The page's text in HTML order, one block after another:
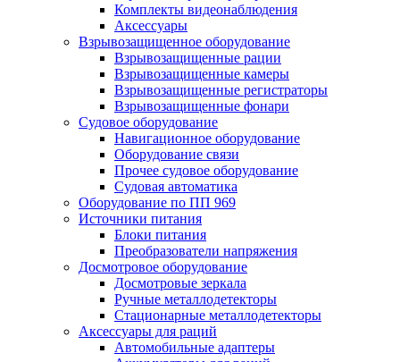
Комплекты видеонаблюдения
Аксессуары
Взрывозащищенное оборудование
Взрывозащищенные рации
Взрывозащищенные камеры
Взрывозащищенные регистраторы
Взрывозащищенные фонари
Судовое оборудование
Навигационное оборудование
Оборудование связи
Прочее судовое оборудование
Судовая автоматика
Оборудование по ПП 969
Источники питания
Блоки питания
Преобразователи напряжения
Досмотровое оборудование
Досмотровые зеркала
Ручные металлодетекторы
Стационарные металлодетекторы
Аксессуары для раций
Автомобильные адаптеры